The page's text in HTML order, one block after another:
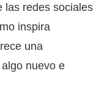
las redes sociales
inspira
una
nuevo e